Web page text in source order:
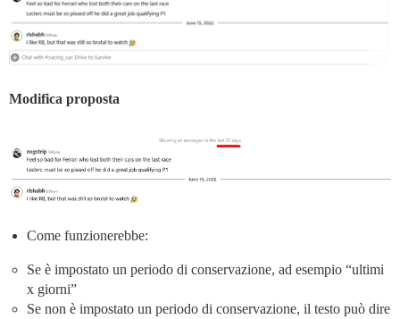
Modifica proposta
Come funzionerebbe:
Se è impostato un periodo di conservazione, ad esempio “ultimi
x giorni”
Se non è impostato un periodo di conservazione, il testo può dire